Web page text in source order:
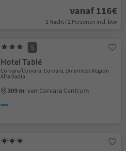
vanaf 116€
1 Nacht / 2 Personen Incl. btw
S
Hotel Tablé
Corvara/Corvara, Corvara, Dolomites Region
Alta Badia
309 m van Corvara Centrum